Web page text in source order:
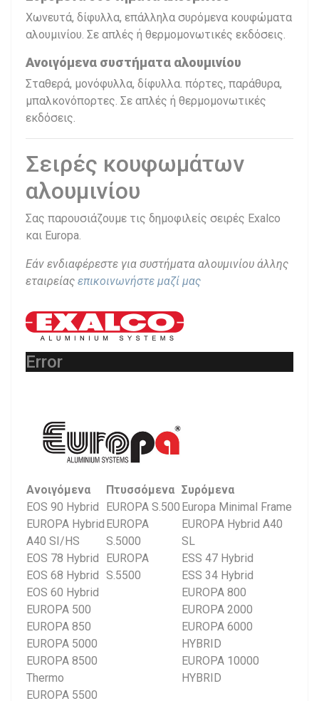
Χωνευτά, δίφυλλα, επάλληλα συρόμενα κουφώματα
αλουμινίου. Σε απλές ή θερμομονωτικές εκδόσεις.
Ανοιγόμενα συστήματα αλουμινίου
Σταθερά, μονόφυλλα, δίφυλλα. πόρτες, παράθυρα,
μπαλκονόπορτες. Σε απλές ή θερμομονωτικές
εκδόσεις.
Σειρές κουφωμάτων
αλουμινίου
Σας παρουσιάζουμε τις δημοφιλείς σειρές Exalco
και Europa.
Εάν ενδιαφέρεστε για συστήματα αλουμινίου άλλης
εταιρείας επικοινωνήστε μαζί μας
Error
Ανοιγόμενα
EOS 90 Hybrid
EUROPA Hybrid
A40 SI/HS
EOS 78 Hybrid
EOS 68 Hybrid
EOS 60 Hybrid
EUROPA 500
EUROPA 850
EUROPA 5000
EUROPA 8500
Thermo
EUROPA 5500
Πτυσσόμενα
EUROPA S.500
EUROPA
S.5000
EUROPA
S.5500
Συρόμενα
Europa Minimal Frame
EUROPA Hybrid A40
SL
ESS 47 Hybrid
ESS 34 Hybrid
EUROPA 800
EUROPA 2000
EUROPA 6000
HYBRID
EUROPA 10000
HYBRID